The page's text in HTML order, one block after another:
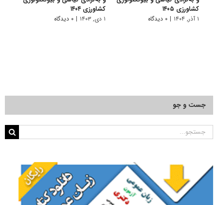
کشاورزی ۱۴۰۵
۱ آذر, ۱۴۰۴ | ۰ دیدگاه
کشاورزی ۱۴۰۴
۱ دی, ۱۴۰۳ | ۰ دیدگاه
جست و جو
جستجو